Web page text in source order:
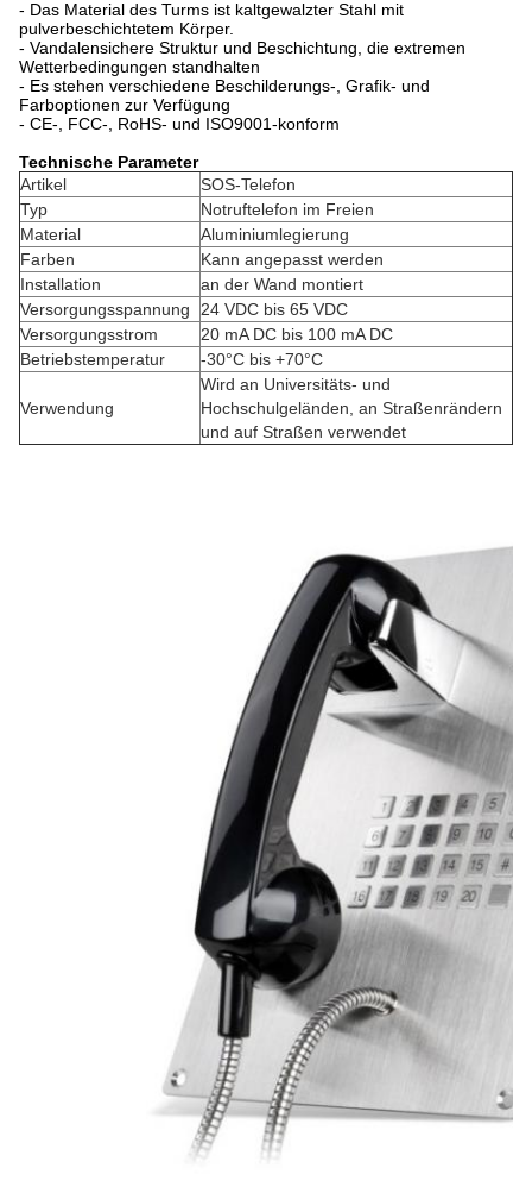
- Das Material des Turms ist kaltgewalzter Stahl mit
pulverbeschichtetem Körper.
- Vandalensichere Struktur und Beschichtung, die extremen
Wetterbedingungen standhalten
- Es stehen verschiedene Beschilderungs-, Grafik- und
Farboptionen zur Verfügung
- CE-, FCC-, RoHS- und ISO9001-konform
Technische Parameter
Artikel
SOS-Telefon
Typ
Notruftelefon im Freien
Material
Aluminiumlegierung
Farben
Kann angepasst werden
Installation
an der Wand montiert
Versorgungsspannung
24 VDC bis 65 VDC
Versorgungsstrom
20 mA DC bis 100 mA DC
Betriebstemperatur
-30°C bis +70°C
Verwendung
Wird an Universitäts- und
Hochschulgeländen, an Straßenrändern
und auf Straßen verwendet